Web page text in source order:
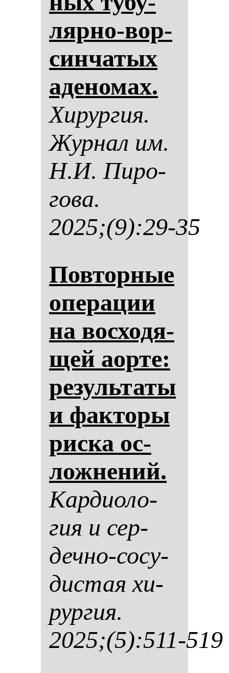
ляр­но-вор­
син­ча­тых
аде­но­мах.
Хи­рур­гия.
Жур­нал им.
Н.И. Пи­ро­
го­ва.
2025;(9):29-35
Пов­тор­ные
опе­ра­ции
на вос­хо­дя­
щей аор­те:
ре­зуль­та­ты
и фак­то­ры
рис­ка ос­
лож­не­ний.
Кар­ди­оло­
гия и сер­
деч­но-со­су­
дис­тая хи­
рур­гия.
2025;(5):511-519